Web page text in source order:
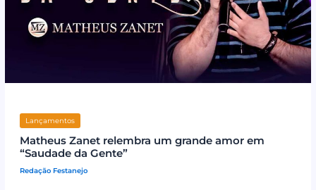
Lançamentos
Matheus Zanet relembra um grande amor em
“Saudade da Gente”
Redação Festanejo